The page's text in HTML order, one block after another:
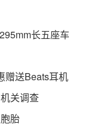
长五座车
赠送Beats耳机
关调查
胎